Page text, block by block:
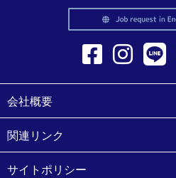
会社概要
関連リンク
サイトポリシー